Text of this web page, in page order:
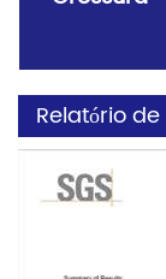
Relatório